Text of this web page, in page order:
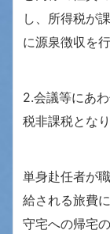
し、所得税が
に源泉徴収を
2.会議等にあ
税非課税となり
単身赴任者が
給される旅費
守宅への帰宅